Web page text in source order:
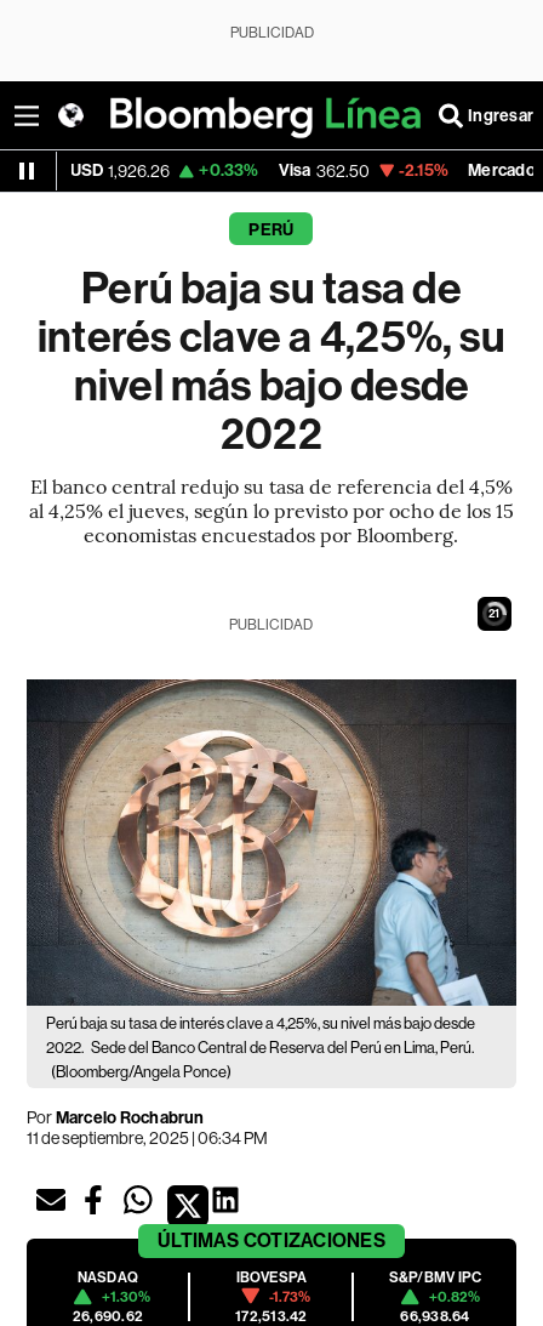
PUBLICIDAD
Ingresar
1,926.26 +0.33% Visa 362.50 -2.15% MercadoLibre
PERÚ
Perú baja su tasa de
interés clave a 4,25%, su
nivel más bajo desde
2022
El banco central redujo su tasa de referencia del 4,5%
al ​​4,25% el jueves, según lo previsto por ocho de los 15
economistas encuestados por Bloomberg.
20
PUBLICIDAD
Perú baja su tasa de interés clave a 4,25%, su nivel más bajo desde
2022. Sede del Banco Central de Reserva del Perú en Lima, Perú.
(Bloomberg/Angela Ponce)
PorMarcelo Rochabrun
11 de septiembre, 2025 | 06:34 PM
ÚLTIMAS COTIZACIONES
NASDAQ
+1.30%
26,690.62
IBOVESPA
-1.73%
172,513.42
S&P/BMV IPC
+0.82%
66,938.64